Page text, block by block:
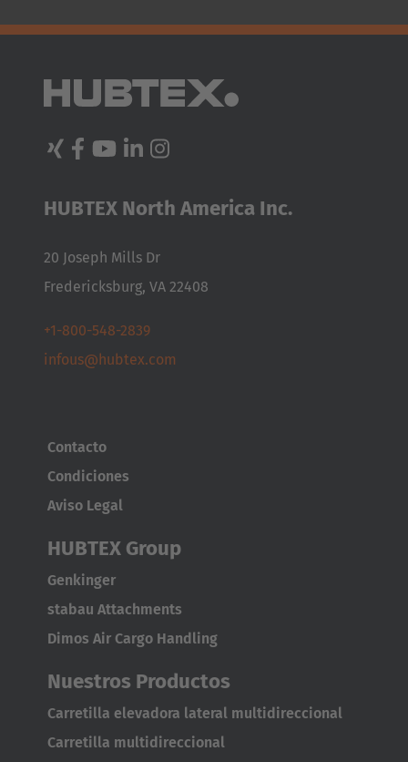
AMERICA
Brasil
Português
United States
English
Australia
English
Japanese
Türkiye
Türkçe
HUBTEX North America Inc.
20 Joseph Mills Dr
Fredericksburg, VA 22408
+1-800-548-2839
infous@hubtex.com
Contacto
Condiciones
Aviso Legal
HUBTEX Group
Genkinger
stabau Attachments
Dimos Air Cargo Handling
Nuestros Productos
Carretilla elevadora lateral multidireccional
Carretilla multidireccional